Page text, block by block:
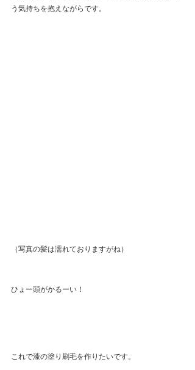
う気持ちを抱えながらです。
（写真の髪は濡れておりますがね）
ひょー頭がかるーい！
これで漆の塗り刷毛を作りたいです。